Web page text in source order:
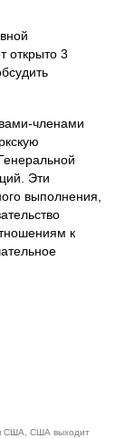
открыто 3
членами
Эти
выполнения,
к
США, США выходит